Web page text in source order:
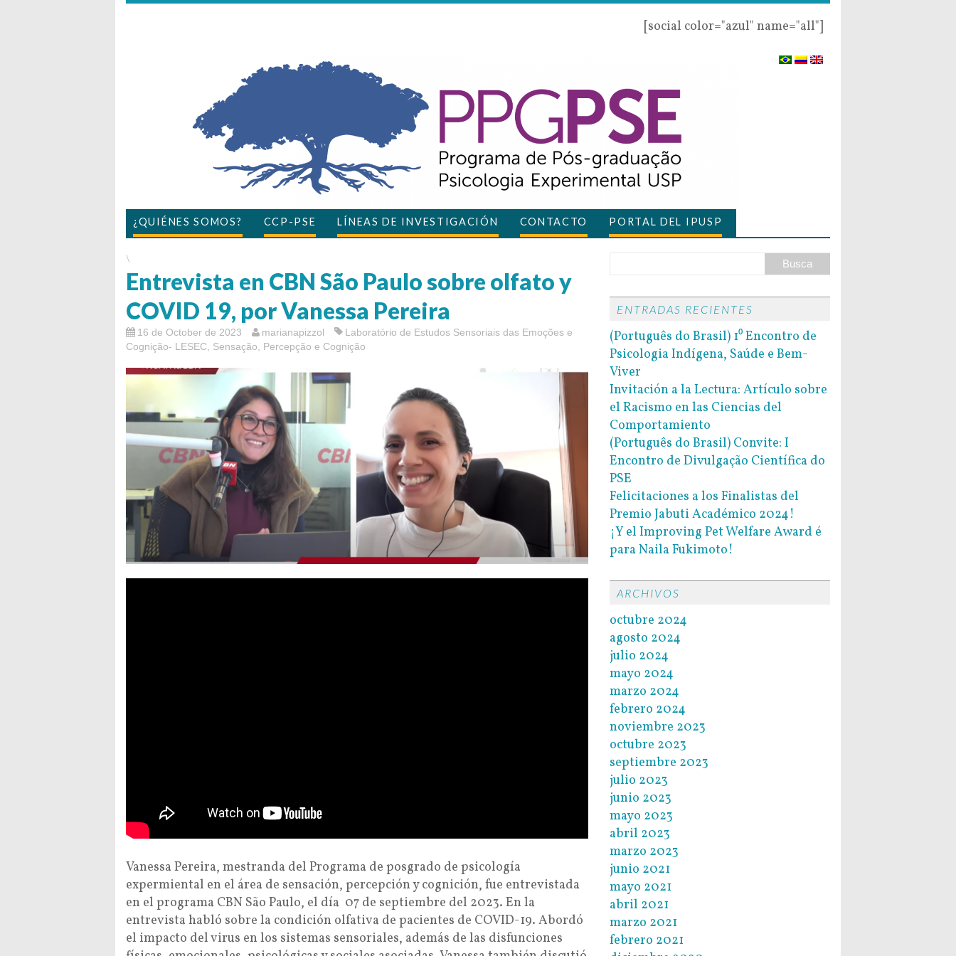
[social color="azul" name="all"]
¿QUIÉNES SOMOS? CCP-PSE LÍNEAS DE INVESTIGACIÓN CONTACTO PORTAL DEL IPUSP
\
Entrevista en CBN São Paulo sobre olfato y
COVID 19, por Vanessa Pereira
16 de October de 2023 marianapizzol
Laboratório de Estudos Sensoriais das Emoções e
Cognição- LESEC, Sensação, Percepção e Cognição
Vanessa Pereira, mestranda del Programa de posgrado de psicología
expermiental en el área de sensación, percepción y cognición, fue entrevistada
en el programa CBN São Paulo, el día 07 de septiembre del 2023. En la
entrevista habló sobre la condición olfativa de pacientes de COVID-19. Abordó
el impacto del virus en los sistemas sensoriales, además de las disfunciones
ENTRADAS RECIENTES
(Português do Brasil) 1⁰ Encontro de
Psicologia Indígena, Saúde e Bem-
Viver
Invitación a la Lectura: Artículo sobre
el Racismo en las Ciencias del
Comportamiento
(Português do Brasil) Convite: I
Encontro de Divulgação Científica do
PSE
Felicitaciones a los Finalistas del
Premio Jabuti Académico 2024!
¡Y el Improving Pet Welfare Award é
para Naila Fukimoto!
ARCHIVOS
octubre 2024
agosto 2024
julio 2024
mayo 2024
marzo 2024
febrero 2024
noviembre 2023
octubre 2023
septiembre 2023
julio 2023
junio 2023
mayo 2023
abril 2023
marzo 2023
junio 2021
mayo 2021
abril 2021
marzo 2021
febrero 2021